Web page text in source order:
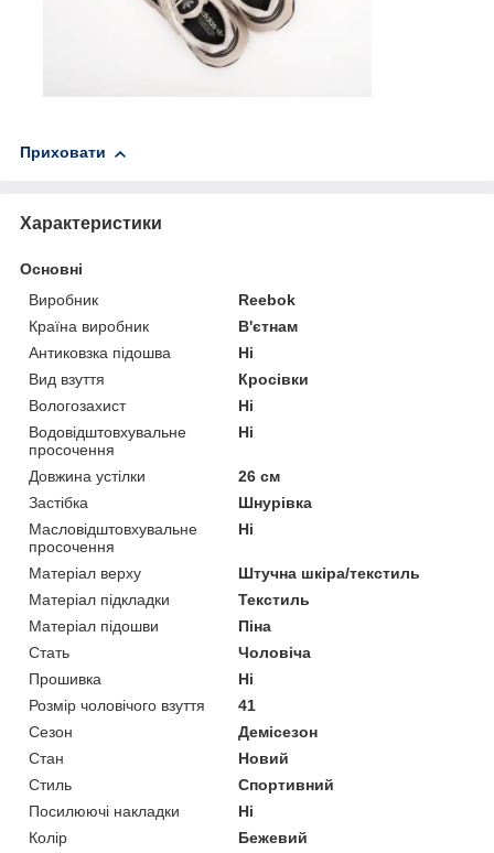
Приховати
Характеристики
Основні
Виробник
Reebok
Країна виробник
В'єтнам
Антиковзка підошва
Ні
Вид взуття
Кросівки
Вологозахист
Ні
Водовідштовхувальне
просочення
Ні
Довжина устілки
26 см
Застібка
Шнурівка
Масловідштовхувальне
просочення
Ні
Матеріал верху
Штучна шкіра/текстиль
Матеріал підкладки
Текстиль
Матеріал підошви
Піна
Стать
Чоловіча
Прошивка
Ні
Розмір чоловічого взуття
41
Сезон
Демісезон
Стан
Новий
Стиль
Спортивний
Посилюючі накладки
Ні
Колір
Бежевий